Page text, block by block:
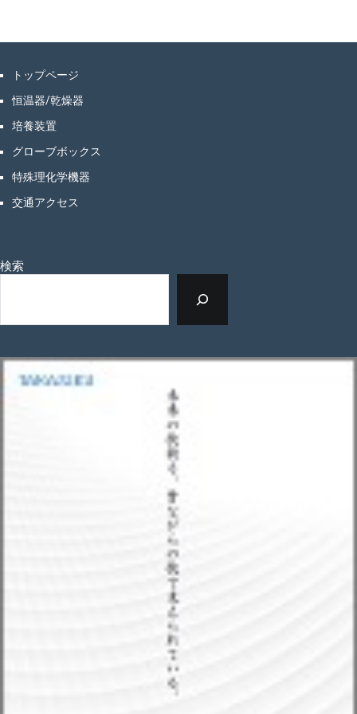
トップページ
恒温器/乾燥器
培養装置
グローブボックス
特殊理化学機器
交通アクセス
検索